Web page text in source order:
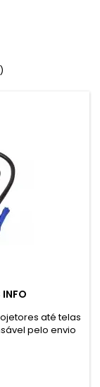
até telas
pelo envio
ou emissor e
vez ligados a